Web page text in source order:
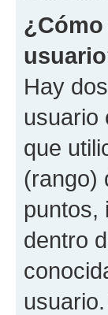
Hay
usuario
que
(rango)
puntos,
dentro